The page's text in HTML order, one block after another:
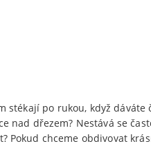
stékají po rukou, když
nad dřezem? Nestává se
Pokud chceme obdivovat